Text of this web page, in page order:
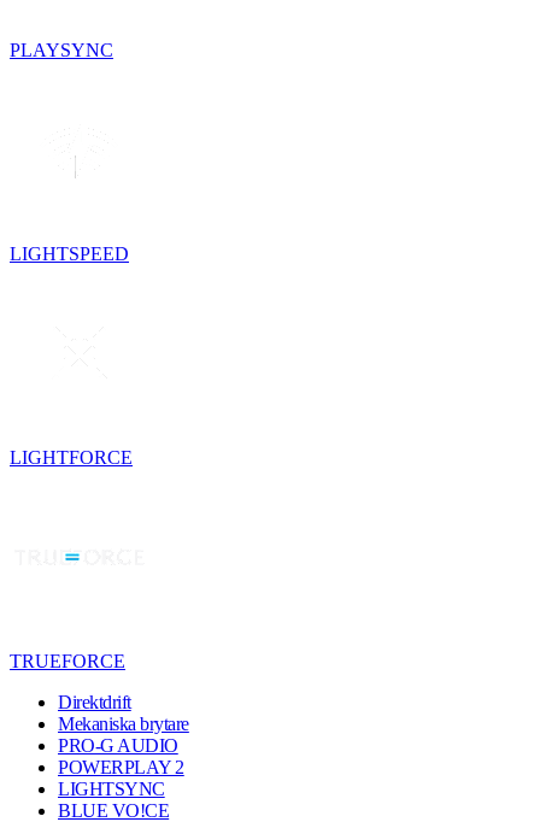
PLAYSYNC
LIGHTSPEED
LIGHTFORCE
TRUEFORCE
Direktdrift
Mekaniska brytare
PRO-G AUDIO
POWERPLAY 2
LIGHTSYNC
BLUE VO!CE